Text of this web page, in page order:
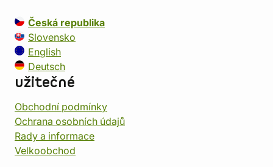
Česká republika
Slovensko
English
Deutsch
užitečné
Obchodní podmínky
Ochrana osobních údajů
Rady a informace
Velkoobchod